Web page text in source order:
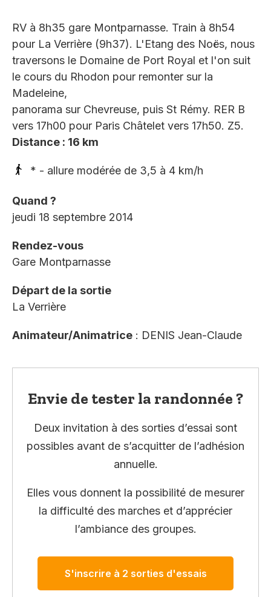
RV à 8h35 gare Montparnasse. Train à 8h54
pour La Verrière (9h37). L'Etang des Noës, nous
traversons le Domaine de Port Royal et l'on suit
le cours du Rhodon pour remonter sur la
Madeleine,
panorama sur Chevreuse, puis St Rémy. RER B
vers 17h00 pour Paris Châtelet vers 17h50. Z5.
Distance : 16 km
* - allure modérée de 3,5 à 4 km/h
Quand ?
jeudi 18 septembre 2014
Rendez-vous
Gare Montparnasse
Départ de la sortie
La Verrière
Animateur/Animatrice : DENIS Jean-Claude
Envie de tester la randonnée ?
Deux invitation à des sorties d’essai sont
possibles avant de s’acquitter de l’adhésion
annuelle.
Elles vous donnent la possibilité de mesurer
la difficulté des marches et d’apprécier
l’ambiance des groupes.
S'inscrire à 2 sorties d'essais